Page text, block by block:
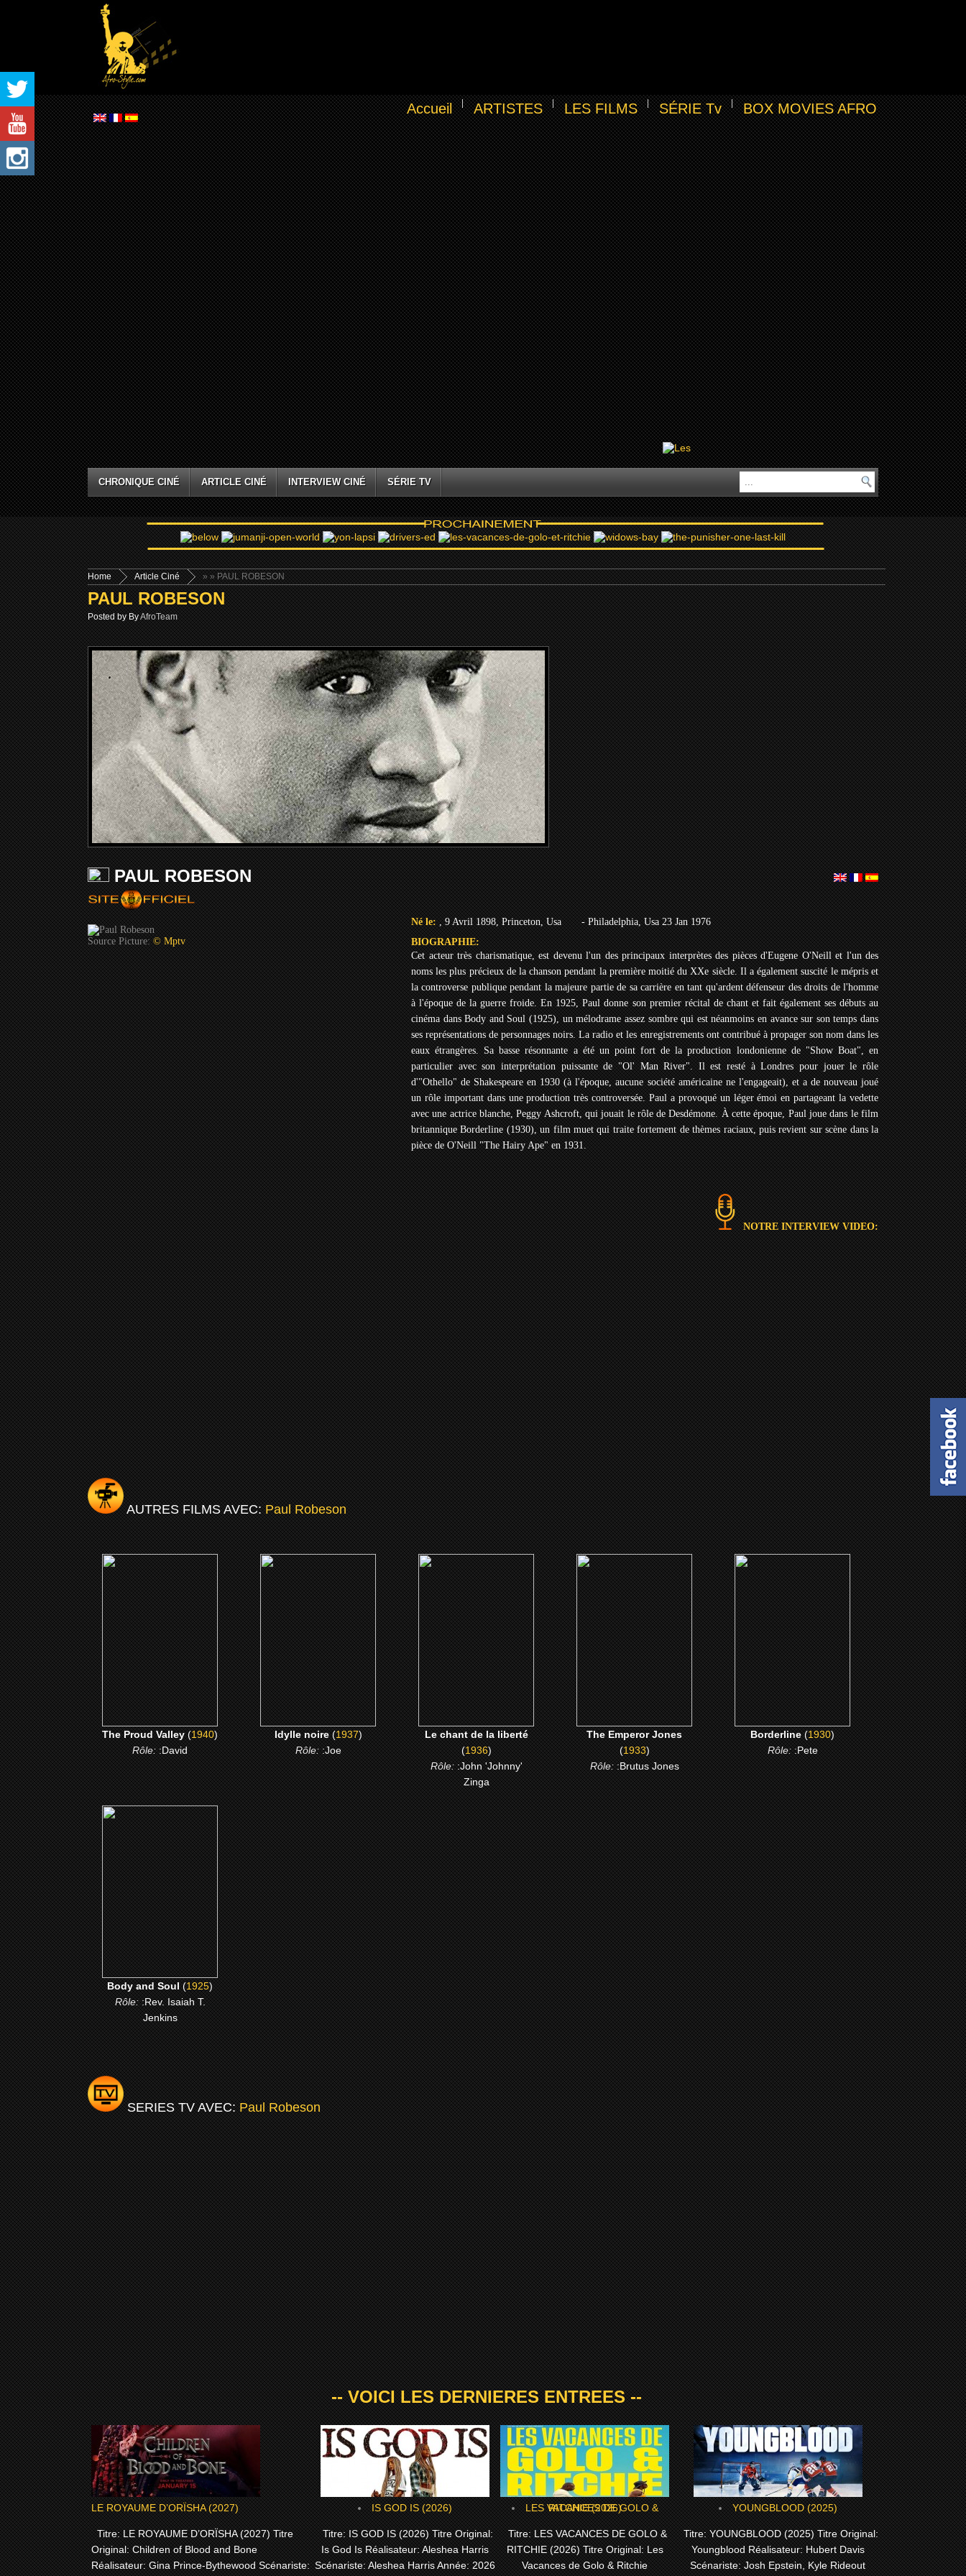
Accueil ARTISTES LES FILMS SÉRIE Tv BOX MOVIES AFRO
CHRONIQUE CINÉ ARTICLE CINÉ INTERVIEW CINÉ SÉRIE TV
Home »
Article Ciné » PAUL ROBESON
PAUL ROBESON
Posted by ByAfroTeam
PAUL ROBESON
Source Picture:© Mptv
Né le:, 9 Avril 1898, Princeton, Usa
- Philadelphia, Usa 23 Jan 1976
BIOGRAPHIE:
Cet acteur très charismatique, est devenu l'un des principaux interprètes des pièces d'Eugene O'Neill et l'un des
noms les plus précieux de la chanson pendant la première moitié du XXe siècle. Il a également suscité le mépris et
la controverse publique pendant la majeure partie de sa carrière en tant qu'ardent défenseur des droits de l'homme
à l'époque de la guerre froide. En 1925, Paul donne son premier récital de chant et fait également ses débuts au
cinéma dans Body and Soul (1925), un mélodrame assez sombre qui est néanmoins en avance sur son temps dans
ses représentations de personnages noirs. La radio et les enregistrements ont contribué à propager son nom dans les
eaux étrangères. Sa basse résonnante a été un point fort de la production londonienne de "Show Boat", en
particulier avec son interprétation puissante de "Ol' Man River". Il est resté à Londres pour jouer le rôle
d'"Othello" de Shakespeare en 1930 (à l'époque, aucune société américaine ne l'engageait), et a de nouveau joué
un rôle important dans une production très controversée. Paul a provoqué un léger émoi en partageant la vedette
avec une actrice blanche, Peggy Ashcroft, qui jouait le rôle de Desdémone. À cette époque, Paul joue dans le film
britannique Borderline (1930), un film muet qui traite fortement de thèmes raciaux, puis revient sur scène dans la
pièce de O'Neill "The Hairy Ape" en 1931.
NOTRE INTERVIEW VIDEO:
AUTRES FILMS AVEC:Paul Robeson
(1940)
The Proud Valley
CLICK ME
The Proud Valley(1940)
Rôle::David
(1937)
Idylle noire
CLICK ME
Idylle noire(1937)
Rôle::Joe
(1936)
Le chant de la liberté
CLICK ME
Le chant de la liberté
(1936)
Rôle::John 'Johnny'
Zinga
(1933)
The Emperor Jones
CLICK ME
The Emperor Jones
(1933)
Rôle::Brutus Jones
(1930)
Borderline
CLICK ME
Borderline(1930)
Rôle::Pete
(1925)
Body and Soul
CLICK ME
Body and Soul(1925)
Rôle::Rev. Isaiah T.
Jenkins
SERIES TV AVEC:Paul Robeson
-- VOICI LES DERNIERES ENTREES --
LE ROYAUME D’ORÏSHA (2027)
Titre: LE ROYAUME D’ORÏSHA (2027) Titre
Original: Children of Blood and Bone
Réalisateur: Gina Prince-Bythewood Scénariste:
IS GOD IS (2026)
Titre: IS GOD IS (2026) Titre Original:
Is God Is Réalisateur: Aleshea Harris
Scénariste: Aleshea Harris Année: 2026
LES VACANCES DE GOLO & RITCHIE (2026)
Titre: LES VACANCES DE GOLO &
RITCHIE (2026) Titre Original: Les
Vacances de Golo & Ritchie
YOUNGBLOOD (2025)
Titre: YOUNGBLOOD (2025) Titre Original:
Youngblood Réalisateur: Hubert Davis
Scénariste: Josh Epstein, Kyle Rideout